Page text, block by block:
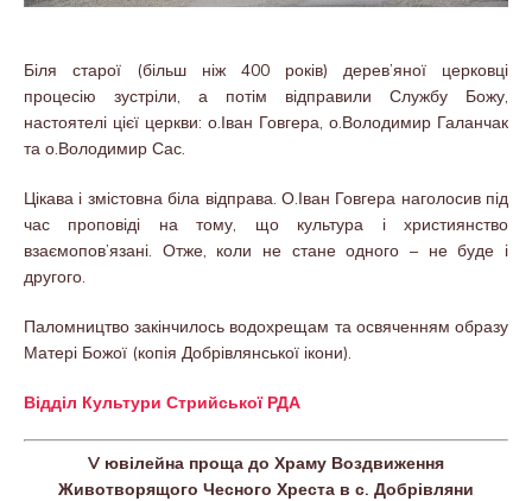
Біля старої (більш ніж 400 років) дерев’яної церковці
процесію зустріли, а потім відправили Службу Божу,
настоятелі цієї церкви: о.Іван Говгера, о.Володимир Галанчак
та о.Володимир Сас.
Цікава і змістовна біла відправа. О.Іван Говгера наголосив під
час проповіді на тому, що культура і християнство
взаємопов’язані. Отже, коли не стане одного – не буде і
другого.
Паломництво закінчилось водохрещам та освяченням образу
Матері Божої (копія Добрівлянської ікони).
Відділ Культури Стрийської РДА
V ювілейна проща до Храму Воздвиження
Животворящого Чесного Хреста в с. Добрівляни